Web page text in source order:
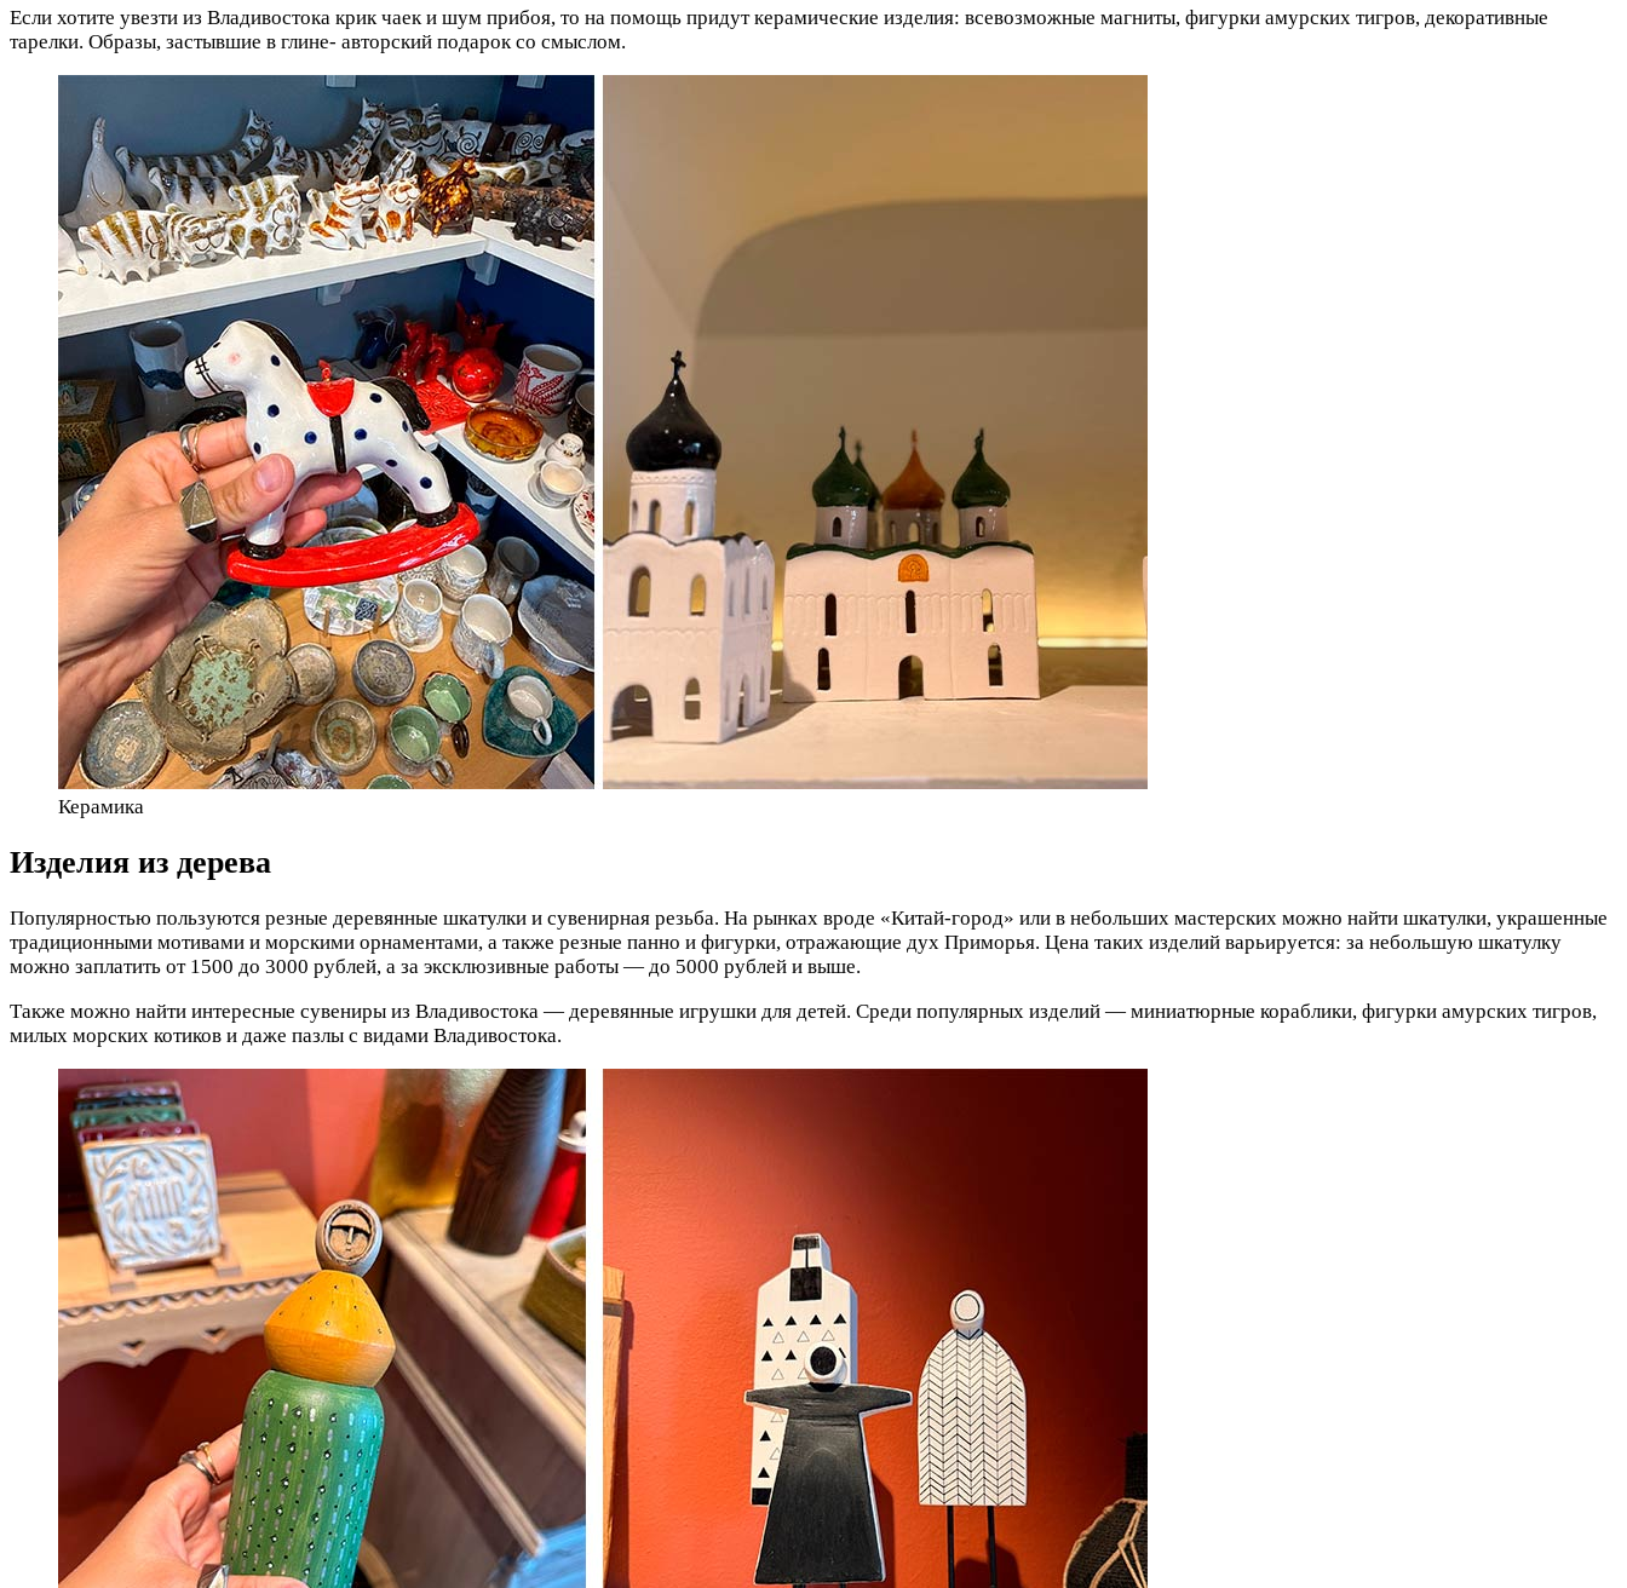
Если хотите увезти из Владивостока крик чаек и шум прибоя, то на помощь придут керамические изделия: всевозможные магниты, фигурки амурских тигров, декоративные
тарелки. Образы, застывшие в глине- авторский подарок со смыслом.
Керамика
Изделия из дерева
Популярностью пользуются резные деревянные шкатулки и сувенирная резьба. На рынках вроде «Китай-город» или в небольших мастерских можно найти шкатулки, украшенные
традиционными мотивами и морскими орнаментами, а также резные панно и фигурки, отражающие дух Приморья. Цена таких изделий варьируется: за небольшую шкатулку
можно заплатить от 1500 до 3000 рублей, а за эксклюзивные работы — до 5000 рублей и выше.
Также можно найти интересные сувениры из Владивостока — деревянные игрушки для детей. Среди популярных изделий — миниатюрные кораблики, фигурки амурских тигров,
милых морских котиков и даже пазлы с видами Владивостока.